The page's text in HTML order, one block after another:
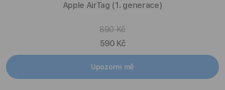
záruka společnosti Apple
Jednoroční omezená
Apple AirTag (1. generace)
890 Kč
590 Kč
Upozorni mě